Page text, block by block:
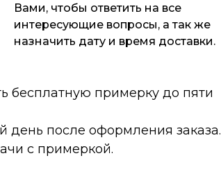
Вами, чтобы ответить на все
интересующие вопросы, а так же
назначить дату и время доставки.
бесплатную примерку до пяти
после оформления заказа.
с примеркой.